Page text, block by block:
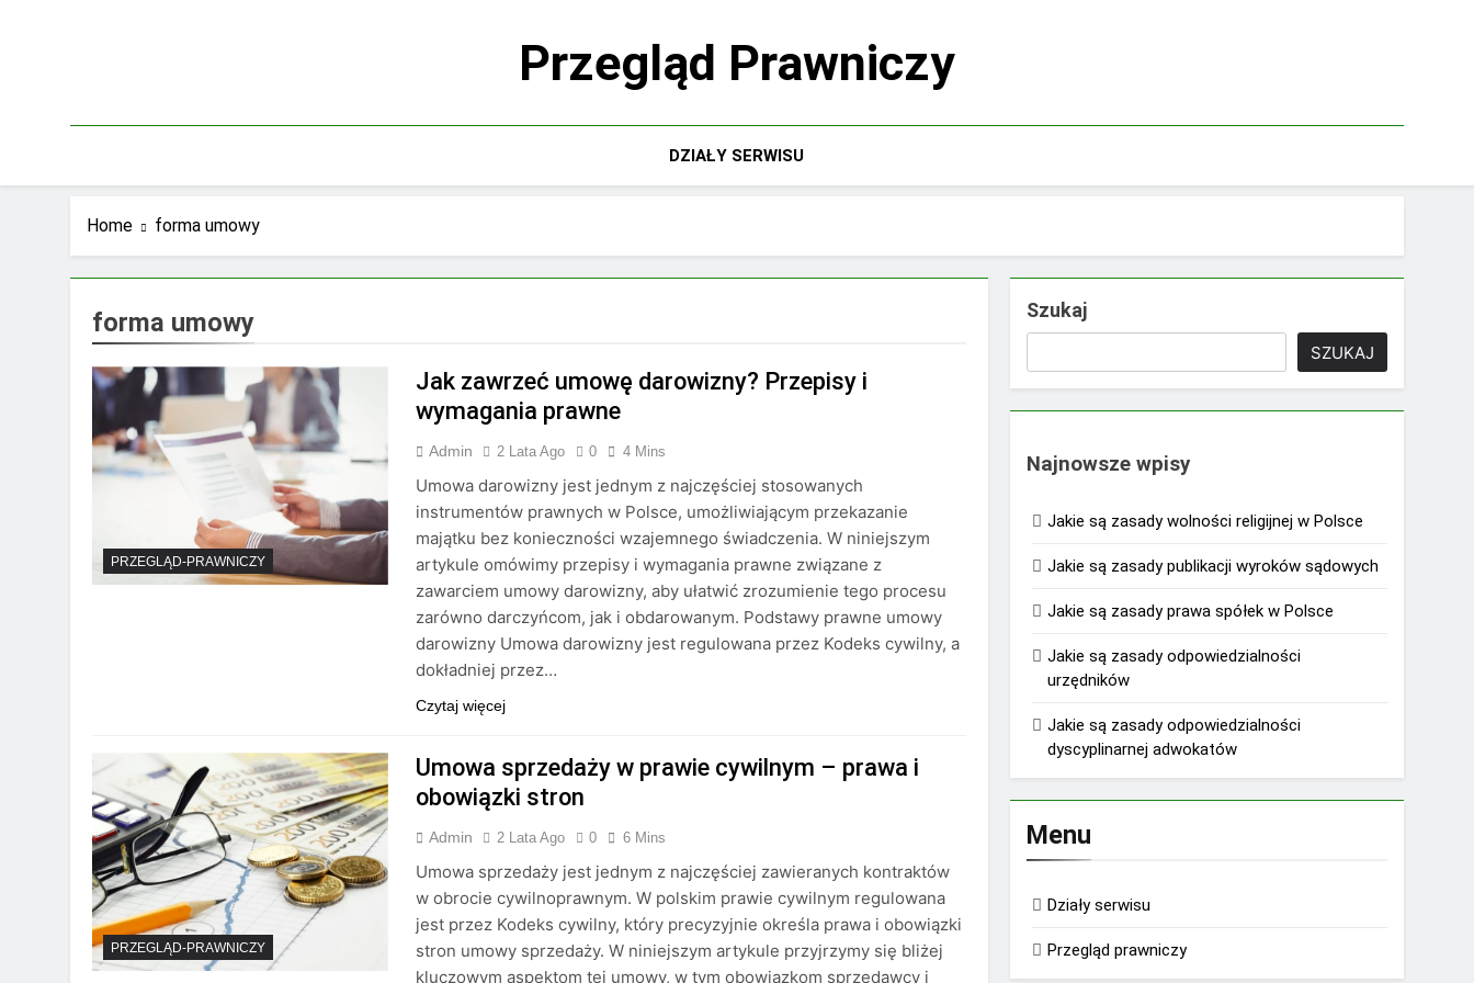
Przegląd Prawniczy
DZIAŁY SERWISU
Home forma umowy
forma umowy
PRZEGLĄD-PRAWNICZY
Jak zawrzeć umowę darowizny? Przepisy i
wymagania prawne
Admin 2 Lata Ago 0 4 Mins
Umowa darowizny jest jednym z najczęściej stosowanych
instrumentów prawnych w Polsce, umożliwiającym przekazanie
majątku bez konieczności wzajemnego świadczenia. W niniejszym
artykule omówimy przepisy i wymagania prawne związane z
zawarciem umowy darowizny, aby ułatwić zrozumienie tego procesu
zarówno darczyńcom, jak i obdarowanym. Podstawy prawne umowy
darowizny Umowa darowizny jest regulowana przez Kodeks cywilny, a
dokładniej przez…
Czytaj więcej
PRZEGLĄD-PRAWNICZY
Umowa sprzedaży w prawie cywilnym – prawa i
obowiązki stron
Admin 2 Lata Ago 0 6 Mins
Umowa sprzedaży jest jednym z najczęściej zawieranych kontraktów
w obrocie cywilnoprawnym. W polskim prawie cywilnym regulowana
jest przez Kodeks cywilny, który precyzyjnie określa prawa i obowiązki
stron umowy sprzedaży. W niniejszym artykule przyjrzymy się bliżej
kluczowym aspektom tej umowy, w tym obowiązkom sprzedawcy i
Szukaj
SZUKAJ
Najnowsze wpisy
Jakie są zasady wolności religijnej w Polsce
Jakie są zasady publikacji wyroków sądowych
Jakie są zasady prawa spółek w Polsce
Jakie są zasady odpowiedzialności
urzędników
Jakie są zasady odpowiedzialności
dyscyplinarnej adwokatów
Menu
Działy serwisu
Przegląd prawniczy